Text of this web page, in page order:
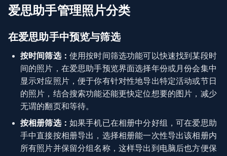
爱思助手管理照片分类
在爱思助手中预览与筛选
按时间筛选： 使用按时间筛选功能可以快速找到某段时
间的照片，在爱思助手预览界面选择年份或月份会集中
显示对应照片，便于你有针对性地导出特定活动或节日
的照片，结合搜索功能还能更快定位想要的图片，减少
无谓的翻页和等待。
按相册筛选： 如果手机已在相册中分好组，可在爱思助
手中直接按相册导出，选择相册能一次性导出该相册内
所有照片并保留分组名称，这样导出到电脑后也方便保